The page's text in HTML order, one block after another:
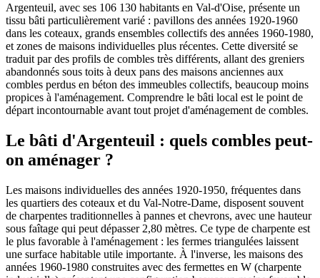
Argenteuil, avec ses 106 130 habitants en Val-d'Oise, présente un
tissu bâti particulièrement varié : pavillons des années 1920-1960
dans les coteaux, grands ensembles collectifs des années 1960-1980,
et zones de maisons individuelles plus récentes. Cette diversité se
traduit par des profils de combles très différents, allant des greniers
abandonnés sous toits à deux pans des maisons anciennes aux
combles perdus en béton des immeubles collectifs, beaucoup moins
propices à l'aménagement. Comprendre le bâti local est le point de
départ incontournable avant tout projet d'aménagement de combles.
Le bâti d'Argenteuil : quels combles peut-
on aménager ?
Les maisons individuelles des années 1920-1950, fréquentes dans
les quartiers des coteaux et du Val-Notre-Dame, disposent souvent
de charpentes traditionnelles à pannes et chevrons, avec une hauteur
sous faîtage qui peut dépasser 2,80 mètres. Ce type de charpente est
le plus favorable à l'aménagement : les fermes triangulées laissent
une surface habitable utile importante. À l'inverse, les maisons des
années 1960-1980 construites avec des fermettes en W (charpente